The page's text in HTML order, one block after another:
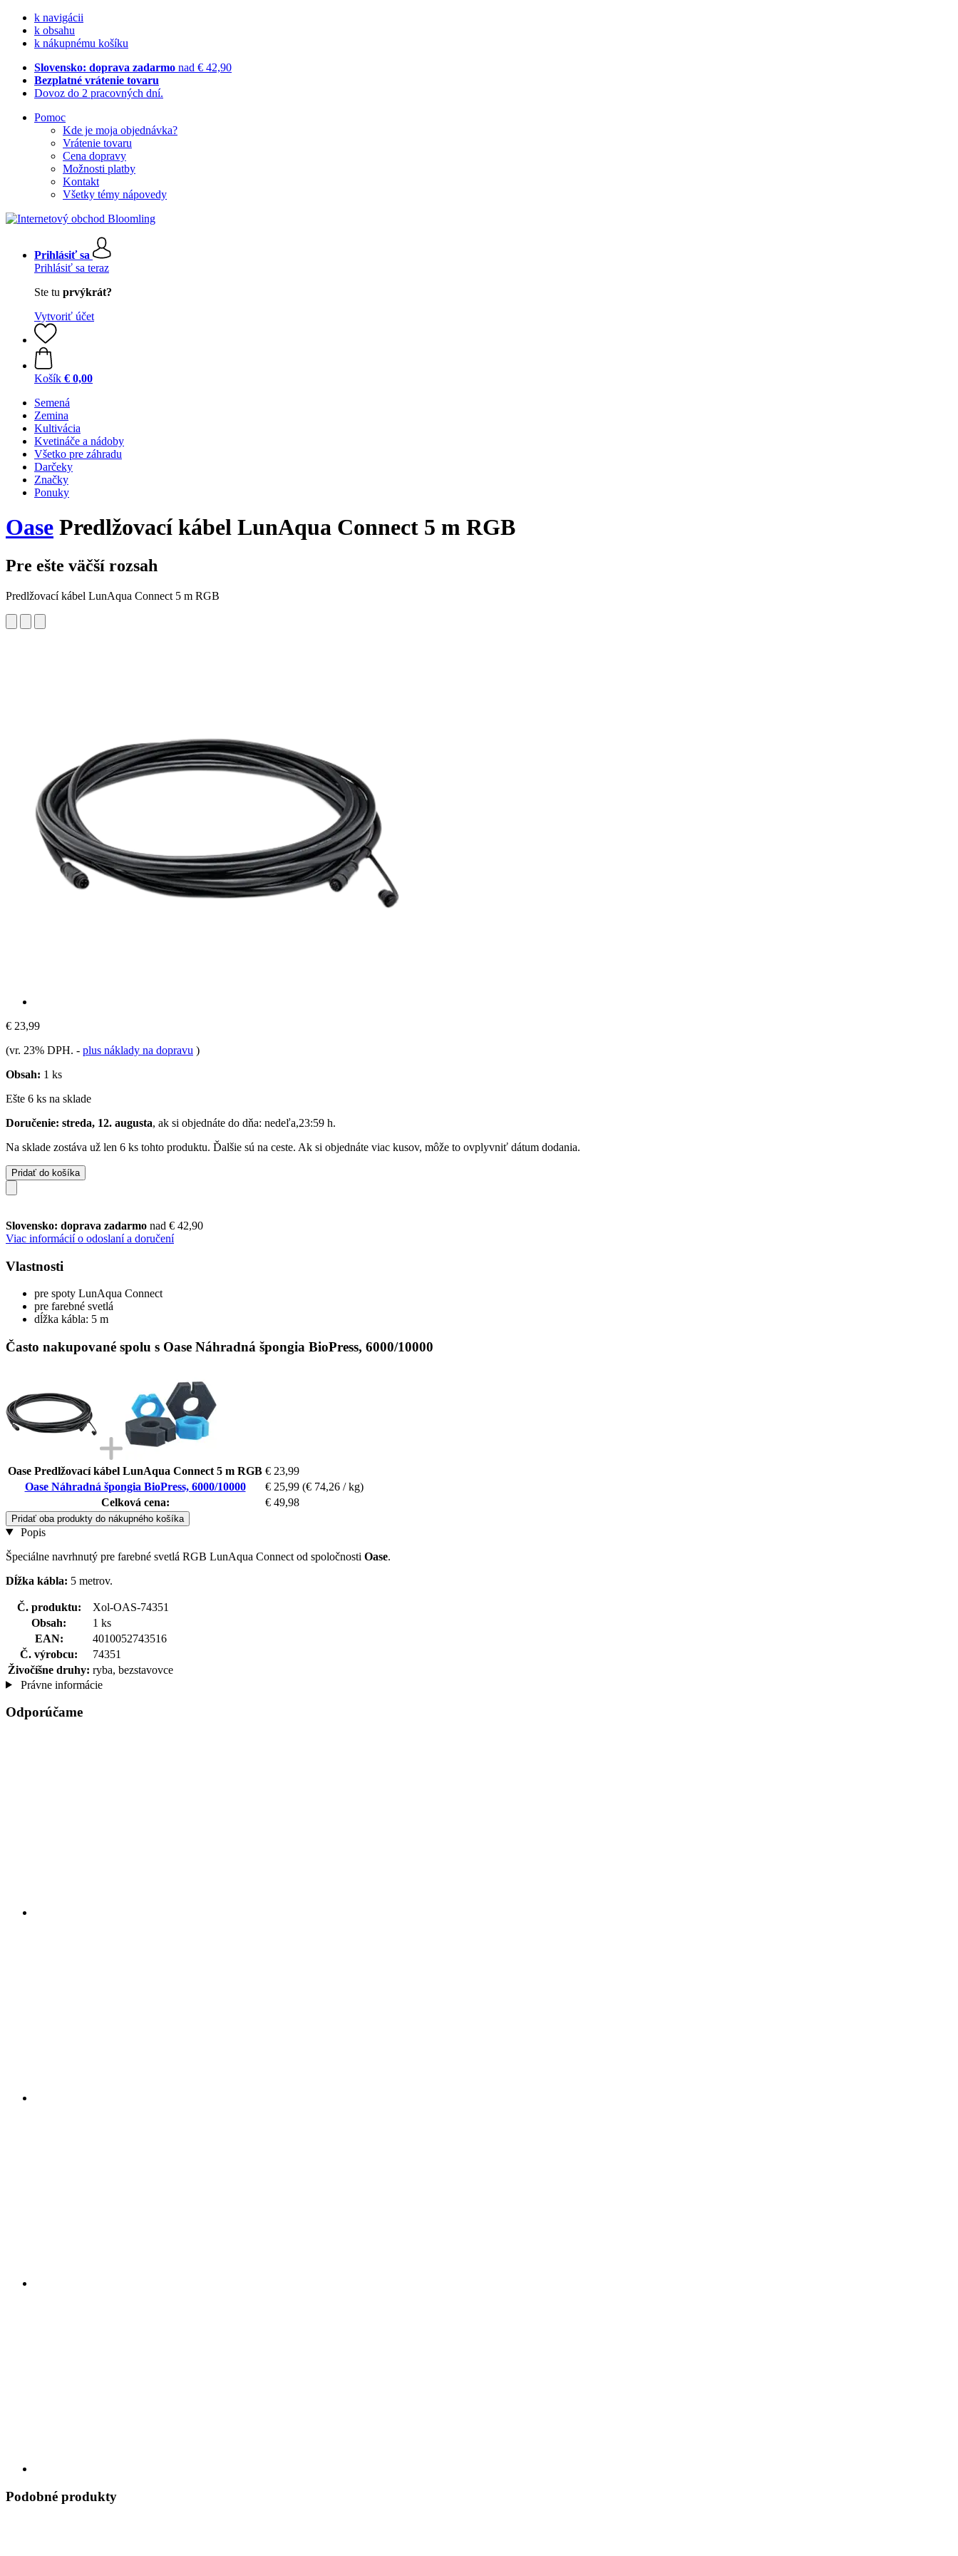
k navigácii
k obsahu
k nákupnému košíku
Slovensko: doprava zadarmo nad € 42,90
Bezplatné vrátenie tovaru
Dovoz do 2 pracovných dní.
Pomoc
Kde je moja objednávka?
Vrátenie tovaru
Cena dopravy
Možnosti platby
Kontakt
Všetky témy nápovedy
Prihlásiť sa
Prihlásiť sa teraz
Ste tu prvýkrát?
Vytvoriť účet
Košík € 0,00
Semená
Zemina
Kultivácia
Kvetináče a nádoby
Všetko pre záhradu
Darčeky
Značky
Ponuky
Oase Predlžovací kábel LunAqua Connect 5 m RGB
Pre ešte väčší rozsah
Predlžovací kábel LunAqua Connect 5 m RGB
€ 23,99
(vr. 23% DPH. - plus náklady na dopravu )
Obsah: 1 ks
Ešte 6 ks na sklade
Doručenie: streda, 12. augusta, ak si objednáte do dňa: nedeľa,23:59 h.
Na sklade zostáva už len 6 ks tohto produktu. Ďalšie sú na ceste. Ak si objednáte viac kusov, môže to ovplyvniť dátum dodania.
Pridať do košíka
Slovensko: doprava zadarmo nad € 42,90
Viac informácií o odoslaní a doručení
Vlastnosti
pre spoty LunAqua Connect
pre farebné svetlá
dĺžka kábla: 5 m
Často nakupované spolu s Oase Náhradná špongia BioPress, 6000/10000
Oase Predlžovací kábel LunAqua Connect 5 m RGB € 23,99
Oase Náhradná špongia BioPress, 6000/10000
€ 25,99 (€ 74,26 / kg)
Celková cena:
€ 49,98
Pridať oba produkty do nákupného košíka
Popis
Špeciálne navrhnutý pre farebné svetlá RGB LunAqua Connect od spoločnosti Oase.
Dĺžka kábla: 5 metrov.
Č. produktu:
Xol-OAS-74351
Obsah:
1 ks
EAN:
4010052743516
Č. výrobcu:
74351
Živočíšne druhy: ryba, bezstavovce
Právne informácie
Odporúčame
Podobné produkty